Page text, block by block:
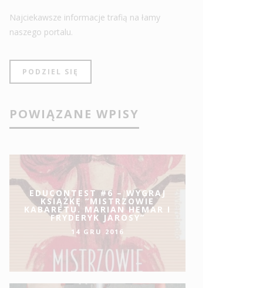
Najciekawsze informacje trafią na łamy
naszego portalu.
PODZIEL SIĘ
POWIĄZANE WPISY
EDUCONTEST #6 – WYGRAJ
KSIĄŻKĘ “MISTRZOWIE
KABARETU. MARIAN HEMAR I
FRYDERYK JAROSY”
14 GRU 2016